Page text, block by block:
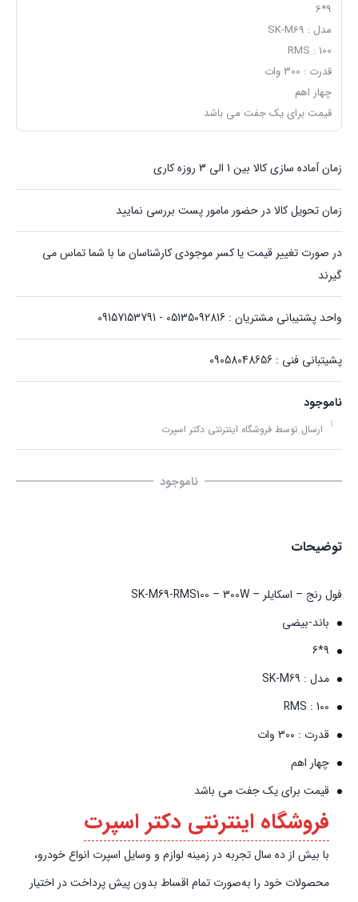
9*6
مدل : SK-M69
RMS : 100
قدرت : 300 وات
چهار اهم
قیمت برای یک جفت می باشد
زمان آماده سازی کالا بین 1 الی 3 روزه کاری
زمان تحویل کالا در حضور مامور پست بررسی نمایید
در صورت تغییر قیمت یا کسر موجودی کارشناسان ما با شما تماس می
گیرند
واحد پشتیبانی مشتریان : 05135092816 - 09157153791
پشیتبانی فنی : 09058048656
ناموجود
ارسال توسط فروشگاه اینترنتی دکتر اسپرت
ناموجود
توضیحات
فول رنج – اسکایلر – SK-M69-RMS100 – 300W
باند-بیضی
9*6
مدل : SK-M69
RMS : 100
قدرت : 300 وات
چهار اهم
قیمت برای یک جفت می باشد
فروشگاه اینترنتی دکتر اسپرت
با بیش از ده سال تجربه در زمینه لوازم و وسایل اسپرت انواع خودرو،
محصولات خود را به‌صورت تمام اقساط بدون پیش‌‎ پرداخت در اختیار